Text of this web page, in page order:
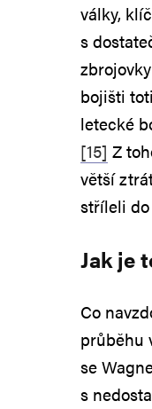
války,
s
bojišti
letecké
[15] Z
větší
stříleli
Jak je
Co
průběhu
se
s